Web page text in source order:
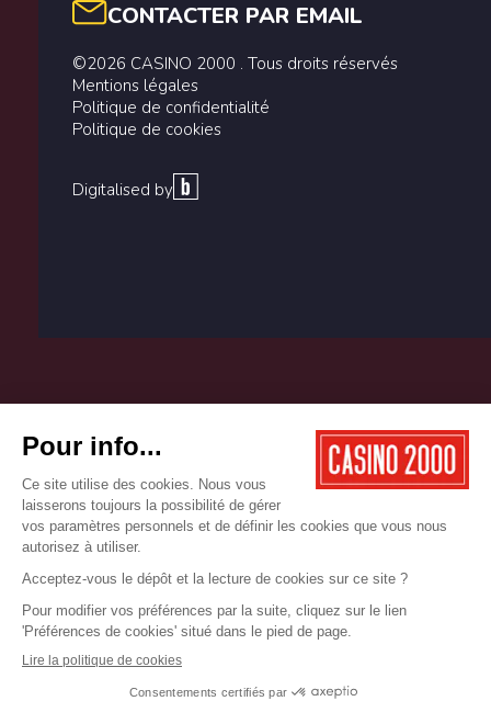
CONTACTER PAR EMAIL
©2026 CASINO 2000 . Tous droits réservés
Mentions légales
Politique de confidentialité
Politique de cookies
Digitalised by